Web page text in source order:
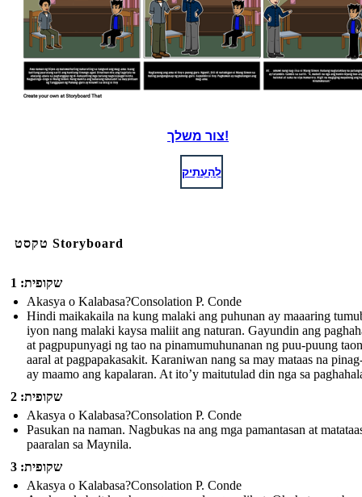
צור משלך!
לְהַעְתִיק
טקסט Storyboard
שקופית: 1
Akasya o Kalabasa?Consolation P. Conde
Hindi maikakaila na kung malaki ang puhunan ay maaaring
iyon nang malaki kaysa maliit ang naturan. Gayundin ang
at pagpupunyagi ng tao na pinamumuhunanan ng puu-puung
aaral at pagpapakasakit. Karaniwan nang sa may mataas na
ay maamo ang kapalaran. At ito’y maitutulad din nga sa
שקופית: 2
Akasya o Kalabasa?Consolation P. Conde
Pasukan na naman. Nagbukas na ang mga pamantasan at
paaralan sa Maynila.
שקופית: 3
Akasya o Kalabasa?Consolation P. Conde